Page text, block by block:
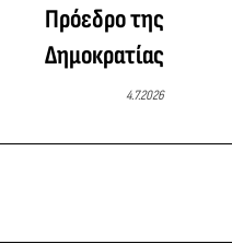
Πρόεδρο της
Δημοκρατίας
4.7.2026